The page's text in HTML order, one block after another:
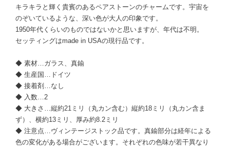
キラキラと輝く貴賓のあるペアストーンのチャームです。宇宙を
のぞいているような、深い色が大人の印象です。
1950年代くらいのものではないかと思いますが、年代は不明。
セッティングはmade in USAの現行品です。
◆ 素材…ガラス、真鍮
◆ 生産国…ドイツ
◆ 接着剤…なし
◆ 入数…2
◆ 大きさ…縦約21ミリ（丸カン含む）縦約18ミリ（丸カン含ま
ず）、横約13ミリ、厚み約8.2ミリ
◆ 注意点…ヴィンテージストック品です。真鍮部分は経年による
色の変化がある場合がございます。それぞれの色味が若干異なり